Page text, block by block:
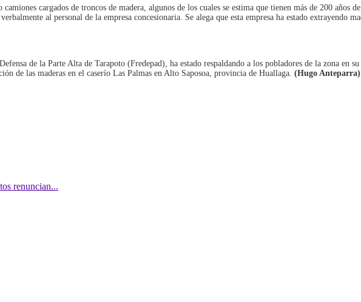
cargados de troncos de madera, algunos de los cuales se estima que tienen más de 200 años
al personal de la empresa concesionaria. Se alega que esta empresa ha estado extrayendo
de la Parte Alta de Tarapoto (Fredepad), ha estado respaldando a los pobladores de la zona en
de las maderas en el caserío Las Palmas en Alto Saposoa, provincia de Huallaga. (Hugo Anteparra)
renuncian...